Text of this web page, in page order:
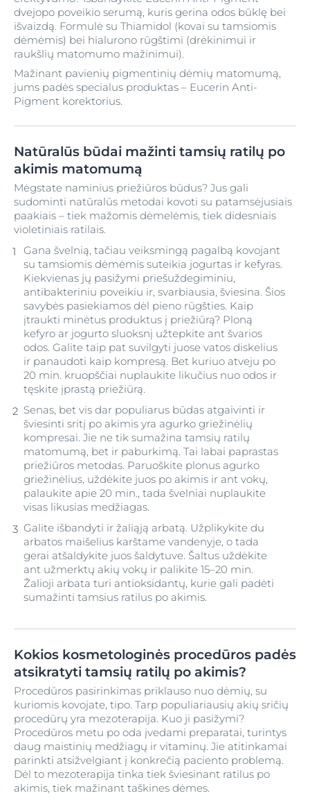
dvejopo poveikio serumą, kuris gerina odos būklę bei
išvaizdą. Formulė su Thiamidol (kovai su tamsiomis
dėmėmis) bei hialurono rūgštimi (drėkinimui ir
raukšlių matomumo mažinimui).
Mažinant pavienių pigmentinių dėmių matomumą,
jums padės specialus produktas – Eucerin Anti-
Pigment korektorius.
Natūralūs būdai mažinti tamsių ratilų po
akimis matomumą
Mėgstate naminius priežiūros būdus? Jus gali
sudominti natūralūs metodai kovoti su patamsėjusiais
paakiais – tiek mažomis dėmelėmis, tiek didesniais
violetiniais ratilais.
Gana švelnią, tačiau veiksmingą pagalbą kovojant
su tamsiomis dėmėmis suteikia jogurtas ir kefyras.
Kiekvienas jų pasižymi priešuždegiminiu,
antibakteriniu poveikiu ir, svarbiausia, šviesina. Šios
savybės pasiekiamos dėl pieno rūgšties. Kaip
įtraukti minėtus produktus į priežiūrą? Ploną
kefyro ar jogurto sluoksnį užtepkite ant švarios
odos. Galite taip pat suvilgyti juose vatos diskelius
ir panaudoti kaip kompresą. Bet kuriuo atveju po
20 min. kruopščiai nuplaukite likučius nuo odos ir
tęskite įprastą priežiūrą.
Senas, bet vis dar populiarus būdas atgaivinti ir
šviesinti sritį po akimis yra agurko griežinėlių
kompresai. Jie ne tik sumažina tamsių ratilų
matomumą, bet ir paburkimą. Tai labai paprastas
priežiūros metodas. Paruoškite plonus agurko
griežinėlius, uždėkite juos po akimis ir ant vokų,
palaukite apie 20 min., tada švelniai nuplaukite
visas likusias medžiagas.
Galite išbandyti ir žaliąją arbatą. Užplikykite du
arbatos maišelius karštame vandenyje, o tada
gerai atšaldykite juos šaldytuve. Šaltus uždėkite
ant užmerktų akių vokų ir palikite 15–20 min.
Žalioji arbata turi antioksidantų, kurie gali padėti
sumažinti tamsius ratilus po akimis.
Kokios kosmetologinės procedūros padės
atsikratyti tamsių ratilų po akimis?
Procedūros pasirinkimas priklauso nuo dėmių, su
kuriomis kovojate, tipo. Tarp populiariausių akių sričių
procedūrų yra mezoterapija. Kuo ji pasižymi?
Procedūros metu po oda įvedami preparatai, turintys
daug maistinių medžiagų ir vitaminų. Jie atitinkamai
parinkti atsižvelgiant į konkrečią paciento problemą.
Dėl to mezoterapija tinka tiek šviesinant ratilus po
akimis, tiek mažinant taškines dėmes.